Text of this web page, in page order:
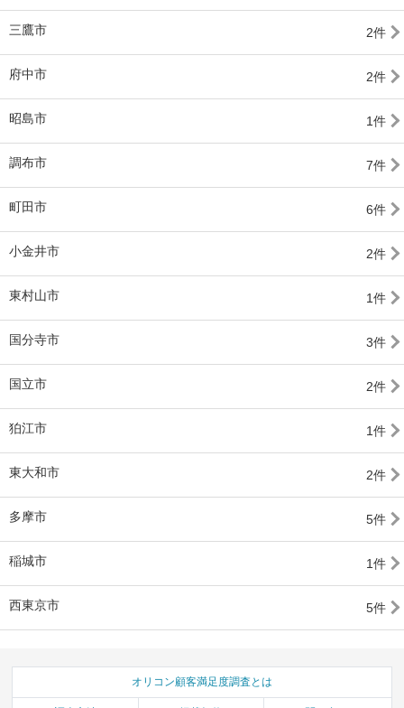
三鷹市 2件
府中市 2件
昭島市 1件
調布市 7件
町田市 6件
小金井市 2件
東村山市 1件
国分寺市 3件
国立市 2件
狛江市 1件
東大和市 2件
多摩市 5件
稲城市 1件
西東京市 5件
オリコン顧客満足度調査とは